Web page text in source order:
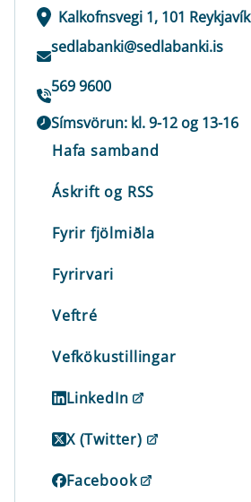
Kalkofnsvegi 1, 101 Reykjavík
sedlabanki@sedlabanki.is
569 9600
Símsvörun: kl. 9-12 og 13-16
Hafa samband
Áskrift og RSS
Fyrir fjölmiðla
Fyrirvari
Veftré
Vefkökustillingar
LinkedIn
X (Twitter)
Facebook